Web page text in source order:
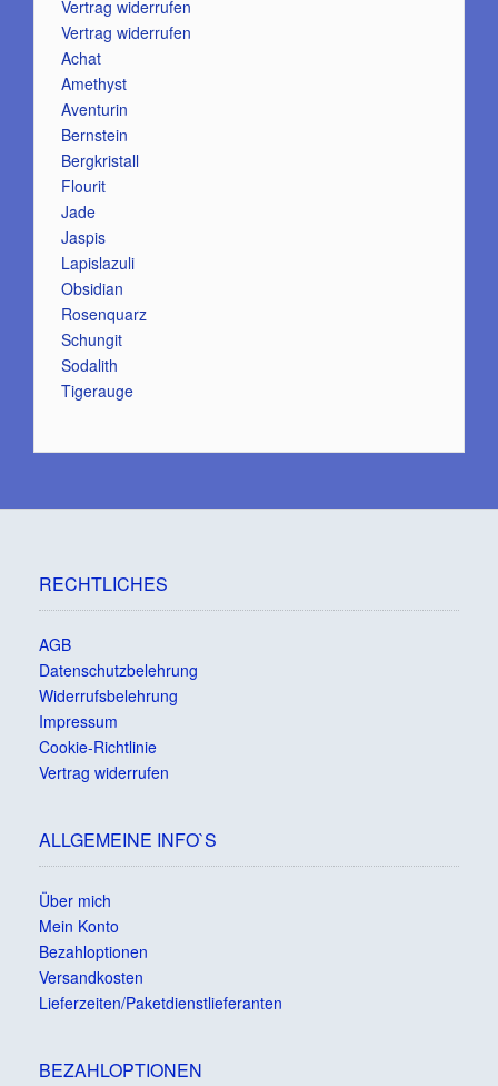
Vertrag widerrufen
Vertrag widerrufen
Achat
Amethyst
Aventurin
Bernstein
Bergkristall
Flourit
Jade
Jaspis
Lapislazuli
Obsidian
Rosenquarz
Schungit
Sodalith
Tigerauge
RECHTLICHES
AGB
Datenschutzbelehrung
Widerrufsbelehrung
Impressum
Cookie-Richtlinie
Vertrag widerrufen
ALLGEMEINE INFO`S
Über mich
Mein Konto
Bezahloptionen
Versandkosten
Lieferzeiten/Paketdienstlieferanten
BEZAHLOPTIONEN